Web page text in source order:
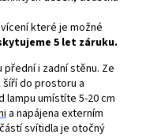
které je možné
5 let záruku.
i zadní stěnu. Ze
do prostoru a
umístíte 5-20 cm
a napájena externím
svítidla je otočný